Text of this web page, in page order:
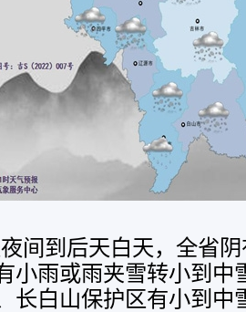
间到后天白天，全省
小雨或雨夹雪转小到中
长白山保护区有小到中